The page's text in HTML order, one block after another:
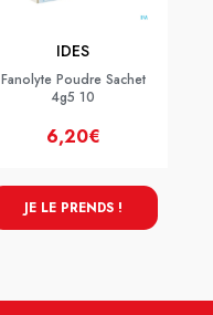
IDES
Fanolyte Poudre Sachet
4g5 10
6,20€
JE LE PRENDS !